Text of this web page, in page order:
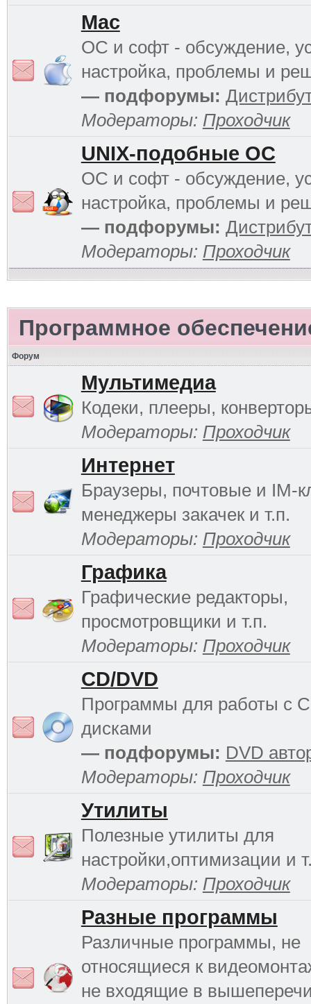
Mac
ОС и софт - обсуждение,
настройка, проблемы и
— подфорумы:
Модераторы: Проходчик
UNIX-подобные ОС
ОС и софт - обсуждение,
настройка, проблемы и
— подфорумы:
Модераторы: Проходчик
Программное
Форум
Мультимедиа
Кодеки, плееры,
Модераторы: Проходчик
Интернет
Браузеры, почтовые и IM-
менеджеры закачек и т.п.
Модераторы: Проходчик
Графика
Графические редакторы,
просмотровщики и т.п.
Модераторы: Проходчик
CD/DVD
Программы для работы с
дисками
— подфорумы: DVD
Модераторы: Проходчик
Утилиты
Полезные утилиты для
настройки,оптимизации и
Модераторы: Проходчик
Разные программы
Различные программы, не
относящиеся к
не входящие в